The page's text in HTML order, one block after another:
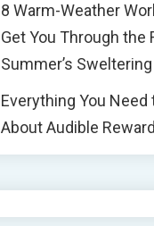
8 Warm-Weather
Get You Through the
Summer’s
Everything You Need
About Audible